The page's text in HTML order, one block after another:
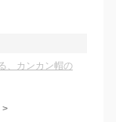
、カンカン帽の
>